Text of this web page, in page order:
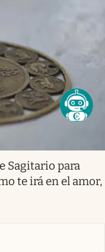
Sagitario para
te irá en el amor,